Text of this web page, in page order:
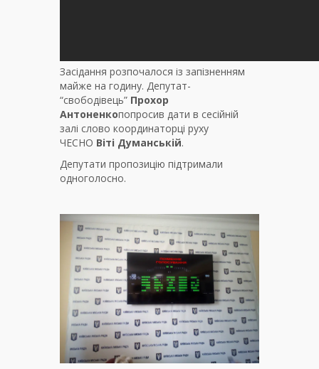
Засідання розпочалося із запізненням
майже на годину. Депутат-
“свободівець” Прохор
Антоненкопопросив дати в сесійній
залі слово координаторці руху
ЧЕСНО Віті Думанській.
Депутати пропозицію підтримали
одноголосно.